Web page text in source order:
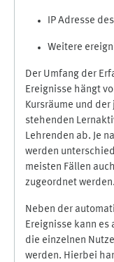
IP Adresse
Weitere
Der Umfang der
Ereignisse hängt
Kursräume und
stehenden
Lehrenden ab. Je
werden
meisten Fällen
zugeordnet werden.
Neben der
Ereignisse kann es
die einzelnen
werden. Hierbei